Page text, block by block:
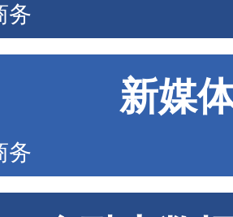
务
新媒
务